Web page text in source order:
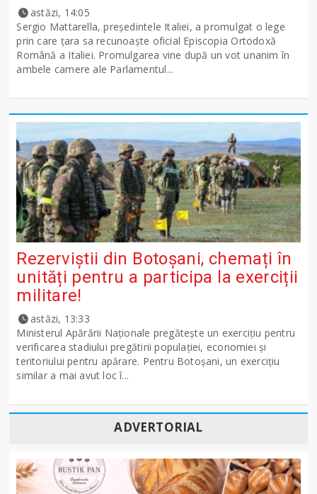
astăzi, 14:05
Sergio Mattarella, președintele Italiei, a promulgat o lege
prin care țara sa recunoaște oficial Episcopia Ortodoxă
Română a Italiei. Promulgarea vine după un vot unanim în
ambele camere ale Parlamentul...
Rezerviștii din Botoșani, chemați în
unități pentru a participa la exerciții
militare!
astăzi, 13:33
Ministerul Apărării Naţionale pregăteşte un exerciţiu pentru
verificarea stadiului pregătirii populației, economiei și
teritoriului pentru apărare. Pentru Botoșani, un exercițiu
similar a mai avut loc î...
ADVERTORIAL